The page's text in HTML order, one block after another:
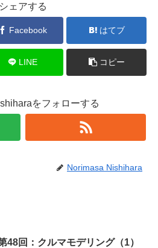
シェアする
Facebook はてブ
LINE コピー
をフォローする
Norimasa Nishihara
48回：クルマモデリング（1）